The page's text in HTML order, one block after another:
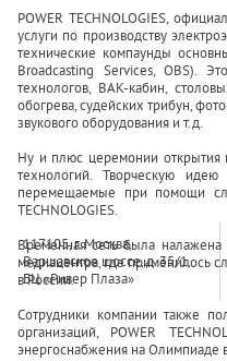
POWER TECHNOLOGIES,
услуги по производству
технические компаунды
Broadcasting
Services,OBS).
технологов, ВАК-кабин,
обогрева, судейских трибун,
звукового оборудования и т.д.
Ну и плюс церемонии открытия
технологий. Творческую
перемещаемые при помощи
TECHNOLOGIES.
Временная сеть была
медиацентра, где применилось
в России.
Сотрудники компании также
организаций, POWER
энергоснабжения на Олимпиаде
117105, г. Москва,
Варшавское шоссе, д. 35/1,
БЦ «Ривер Плаза»